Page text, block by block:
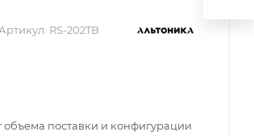
Артикул: RS-202TB
поставки и конфигурации